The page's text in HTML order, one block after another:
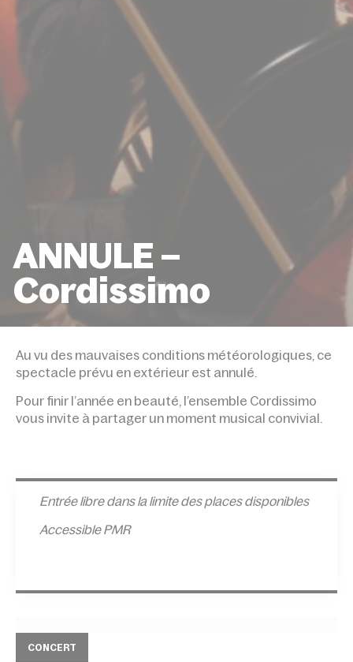
ANNULE –
Cordissimo
Au vu des mauvaises conditions météorologiques, ce
spectacle prévu en extérieur est annulé.
Pour finir l’année en beauté, l’ensemble Cordissimo
vous invite à partager un moment musical convivial.
Entrée libre dans la limite des places disponibles
Accessible PMR
CONCERT